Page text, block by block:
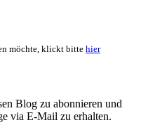
möchte, klickt bitte hier
Blog zu abonnieren und
via E-Mail zu erhalten.